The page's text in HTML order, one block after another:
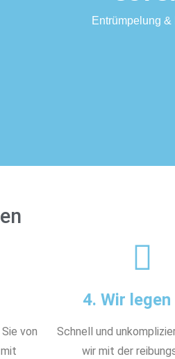
Entrümpelung &
von
4. Wir
Schnell und
wir mit der